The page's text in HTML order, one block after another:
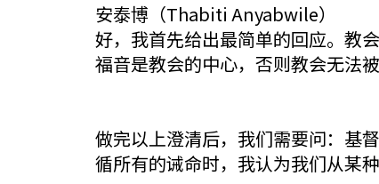
安泰博（Thabiti Anyabwile）
好，我首先给出最简单的回应。教
福音是教会的中心，否则教会无法
做完以上澄清后，我们需要问：基
循所有的诫命时，我认为我们从某